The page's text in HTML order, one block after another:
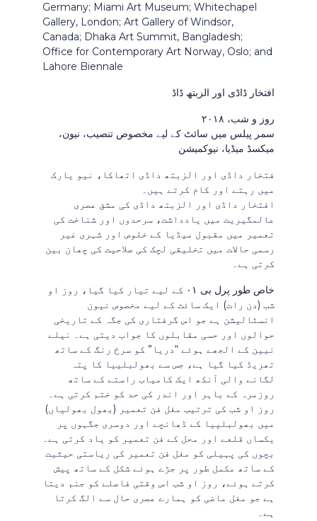
Germany; Miami Art Museum; Whitechapel
Gallery, London; Art Gallery of Windsor,
Canada; Dhaka Art Summit, Bangladesh;
Office for Contemporary Art Norway, Oslo; and
Lahore Biennale
افتخار ڈاڈی اور الزبتھ ڈاڈ
روز و شب، ۲۰۱۸
سمر پیلس میں سائٹ کے لیے مخصوص تنصیب، نیون،
میکسڈ میڈیا، نیوکمیشن
فتخار داڈی اور الزبتھ داڈی اتھاکا، نیو یارک
میں رہتے اور کام کرتے ہیں۔
افتخار داڈی اور الزبتھ داڈی کی مشق عصری
عالمگیریت میں یادداشت، سرحدوں اور شناخت کی
تعمیر میں مقبول میڈیا کے خلوص اور شہری غیر
رسمی حالات میں تخلیقی لچک کی صلاحیت کی چھان بین
کرتی ہے۔
خاص طور پرل بی ۰۱ کے لیے تیار کیا گیا، روز او
شب (دن رات) ایک سائٹ کے لیے مخصوص نیون
انسٹالیشن ہے جو اس گرفتاری کی جگہ کے تاریخی
حوالوں اور حسی مقابلوں کا جواب دیتی ہے۔ نیلے
نیین کے الجھے ہوئے “دریا” کو سرخ رنگ کے ساتھ
تھریڈ کیا گیا ہے، جس سے بھولبلییا کا پتہ
لگانے والی آنکھ ایک کامیاب راستے کے ساتھ
روزمرہ کے باہر اور اندر کی حد کو ختم کرتی ہے۔
روز او شب کی ترتیب مغل فن تعمیر (بھول بھولیاں)
میں بھولبلییا کے ڈھانچے اور دوسری جگہوں پر
یکساں قلعے اور محل کے فن تعمیر کو یاد کرتی ہے۔
بچوں کی پہیلی کو مغل فن تعمیر کی ریاستی حیثیت
کے ساتھ مکمل طور پر جڑے ہوئے شکل کے ساتھ پیش
کرتے ہوئے، روز او شب اس وقتی فاصلے کو جنم دیتا
ہے جو مغل ماضی کو ہمارے عصری حال سے الگ کرتا
ہے۔